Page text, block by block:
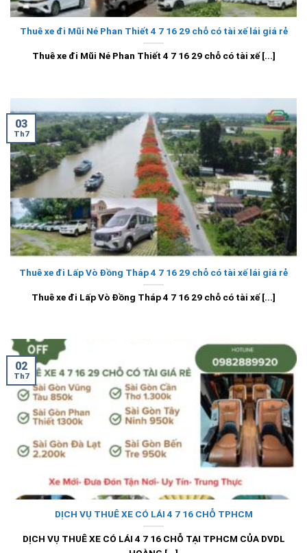
Thuê xe đi Mũi Né Phan Thiết 4 7 16 29 chỗ có tài xế lái giá rẻ
Thuê xe đi Mũi Né Phan Thiết 4 7 16 29 chỗ có tài xế [...]
Thuê xe đi Lấp Vò Đồng Tháp 4 7 16 29 chỗ có tài xế lái giá rẻ
Thuê xe đi Lấp Vò Đồng Tháp 4 7 16 29 chỗ có tài xế [...]
03
Th7
DỊCH VỤ THUÊ XE CÓ LÁI 4 7 16 CHỖ TPHCM
DỊCH VỤ THUÊ XE CÓ LÁI 4 7 16 CHỖ TẠI TPHCM CỦA DVDL
02
Th7